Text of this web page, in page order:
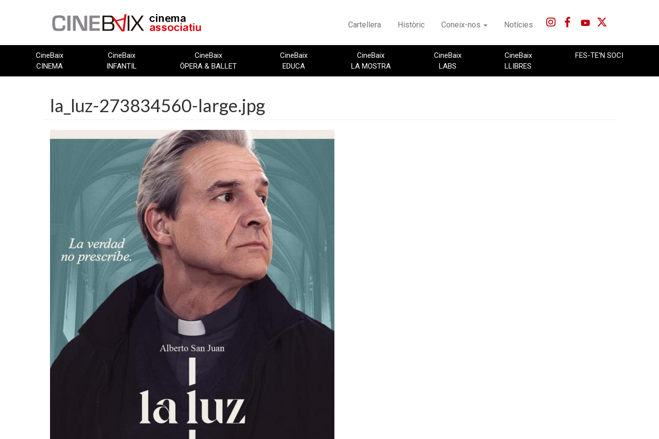
Cartellera Històric Coneix-nos Notícies
CineBaix
CINEMA
CineBaix
INFANTIL
CineBaix
ÒPERA & BALLET
CineBaix
EDUCA
CineBaix
LA MOSTRA
CineBaix
LABS
CineBaix
LLIBRES
FES-TE'N SOCI
la_luz-273834560-large.jpg